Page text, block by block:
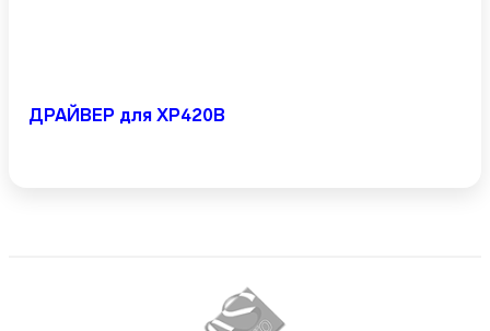
ДРАЙВЕР для XP420B